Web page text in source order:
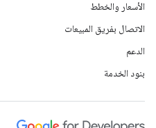
الأسعار والخطط
الاتصال بفريق المبيعات
الدعم
بنود الخدمة